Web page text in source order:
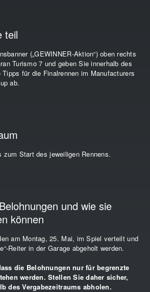
teil
(„GEWINNER-Aktion“) oben rechts
Turismo 7 und geben Sie innerhalb des
für die Finalrennen im Manufacturers
ab.
Start des jeweiligen Rennens.
und wie sie
können
am Montag, 25. Mai, im Spiel verteilt und
Reiter in der Garage abgeholt werden.
die Belohnungen nur für begrenzte
werden. Stellen Sie daher sicher,
des Vergabezeitraums abholen.